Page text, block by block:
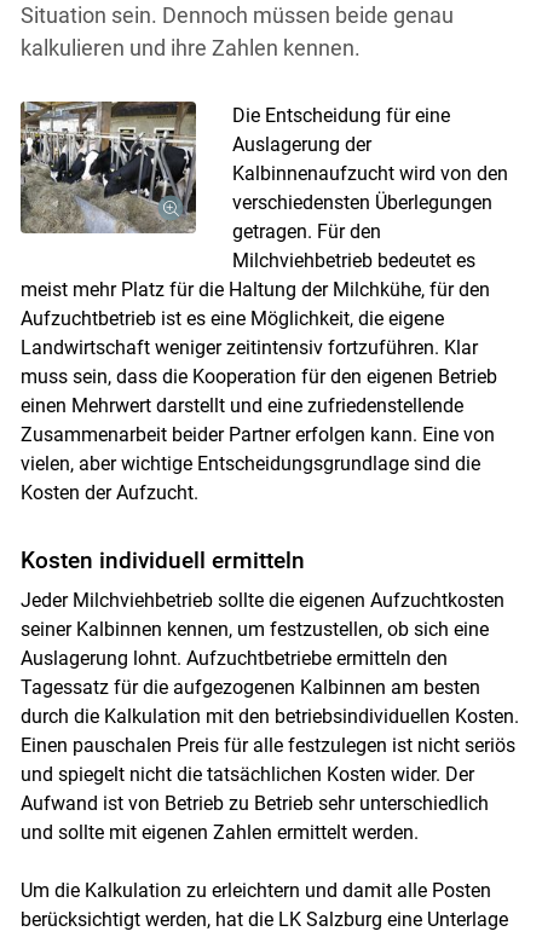
Situation sein. Dennoch müssen beide genau
kalkulieren und ihre Zahlen kennen.
Die Entscheidung für eine
Auslagerung der
Kalbinnenaufzucht wird von den
verschiedensten Überlegungen
getragen. Für den
Milchviehbetrieb bedeutet es
meist mehr Platz für die Haltung der Milchkühe, für den
Aufzuchtbetrieb ist es eine Möglichkeit, die eigene
Landwirtschaft weniger zeitintensiv fortzuführen. Klar
muss sein, dass die Kooperation für den eigenen Betrieb
einen Mehrwert darstellt und eine zufriedenstellende
Zusammenarbeit beider Partner erfolgen kann. Eine von
vielen, aber wichtige Entscheidungsgrundlage sind die
Kosten der Aufzucht.
Kosten individuell ermitteln
Jeder Milchviehbetrieb sollte die eigenen Aufzuchtkosten
seiner Kalbinnen kennen, um festzustellen, ob sich eine
Auslagerung lohnt. Aufzuchtbetriebe ermitteln den
Tagessatz für die aufgezogenen Kalbinnen am besten
durch die Kalkulation mit den betriebsindividuellen Kosten.
Einen pauschalen Preis für alle festzulegen ist nicht seriös
und spiegelt nicht die tatsächlichen Kosten wider. Der
Aufwand ist von Betrieb zu Betrieb sehr unterschiedlich
und sollte mit eigenen Zahlen ermittelt werden.
Um die Kalkulation zu erleichtern und damit alle Posten
berücksichtigt werden, hat die LK Salzburg eine Unterlage